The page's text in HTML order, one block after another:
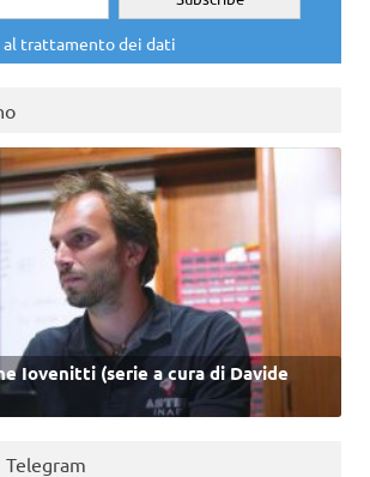
al trattamento dei dati
Iovenitti (serie a cura di Davide
Telegram